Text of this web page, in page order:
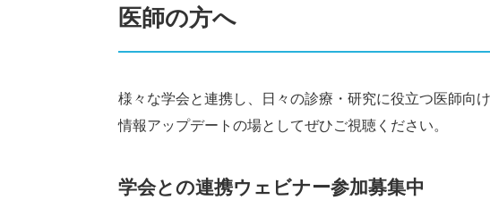
医師の方へ
様々な学会と連携し、日々の診療・研究に役立つ医師向
情報アップデートの場としてぜひご視聴ください。
学会との連携ウェビナー参加募集中